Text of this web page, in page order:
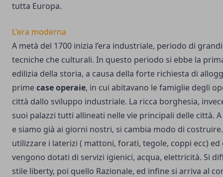
tutta Europa.
L'era moderna
A metà del 1700 inizia l’era industriale, periodo di
tecniche che culturali. In questo periodo si ebbe la
edilizia della storia, a causa della forte richiesta di
primecase operaie, in cui abitavano le famiglie degli
città dallo sviluppo industriale. La ricca borghesia,
suoi palazzi tutti allineati nelle vie principali delle città.
e siamo già ai giorni nostri, si cambia modo di
utilizzare i laterizi ( mattoni, forati, tegole, coppi ecc) ed
vengono dotati di servizi igienici, acqua, elettricità. Si
stile liberty, poi quello Razionale, ed infine si arriva al